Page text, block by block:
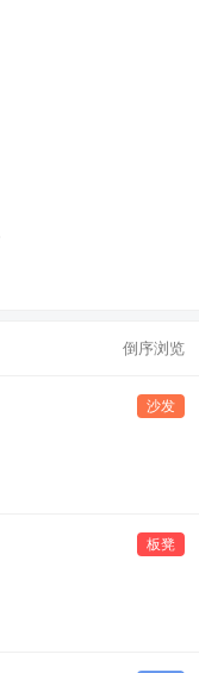
倒序浏览
沙发
板凳